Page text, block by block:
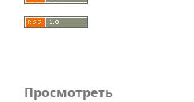
Просмотреть